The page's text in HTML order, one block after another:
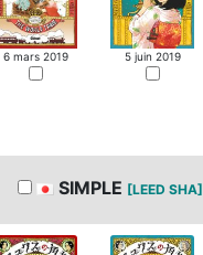
6 mars 2019 5 juin 2019
SIMPLE [LEED SHA]